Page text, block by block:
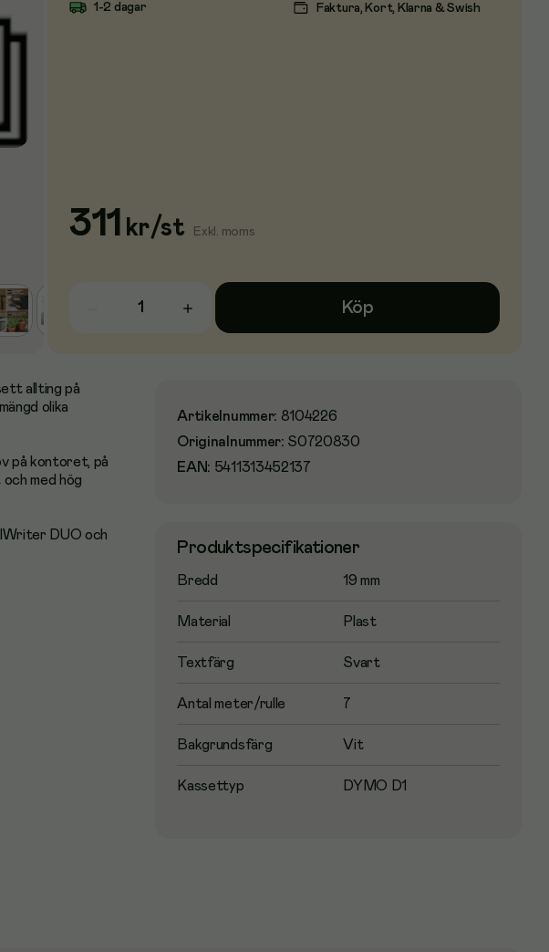
1-2 dagar Faktura, Kort, Klarna & Swish
311 kr/st Exkl. moms
Köp
allting på
olika
på kontoret, på
med hög
DUO och
Artikelnummer: 8104226
Originalnummer: S0720830
EAN: 5411313452137
Produktspecifikationer
Bredd 19 mm
Material Plast
Textfärg Svart
Antal meter/rulle 7
Bakgrundsfärg Vit
Kassettyp DYMO D1